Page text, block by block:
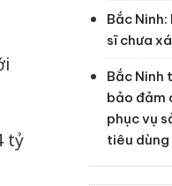
tỷ
Bắc
sĩ chưa
Bắc Ninh
bảo đảm
phục vụ
tiêu dùng